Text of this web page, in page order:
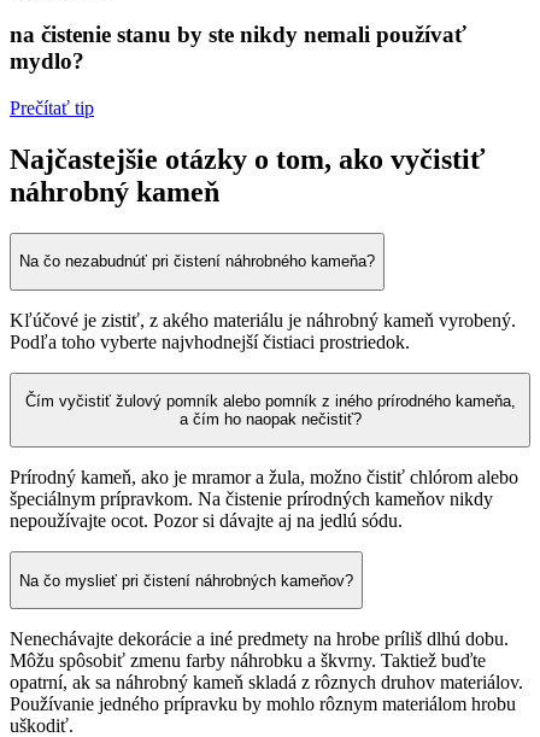
na čistenie stanu by ste nikdy nemali používať
mydlo?
Prečítať tip
Najčastejšie otázky o tom, ako vyčistiť
náhrobný kameň
Na čo nezabudnúť pri čistení náhrobného kameňa?
Kľúčové je zistiť, z akého materiálu je náhrobný kameň vyrobený.
Podľa toho vyberte najvhodnejší čistiaci prostriedok.
Čím vyčistiť žulový pomník alebo pomník z iného prírodného kameňa,
a čím ho naopak nečistiť?
Prírodný kameň, ako je mramor a žula, možno čistiť chlórom alebo
špeciálnym prípravkom. Na čistenie prírodných kameňov nikdy
nepoužívajte ocot. Pozor si dávajte aj na jedlú sódu.
Na čo myslieť pri čistení náhrobných kameňov?
Nenechávajte dekorácie a iné predmety na hrobe príliš dlhú dobu.
Môžu spôsobiť zmenu farby náhrobku a škvrny. Taktiež buďte
opatrní, ak sa náhrobný kameň skladá z rôznych druhov materiálov.
Používanie jedného prípravku by mohlo rôznym materiálom hrobu
uškodiť.